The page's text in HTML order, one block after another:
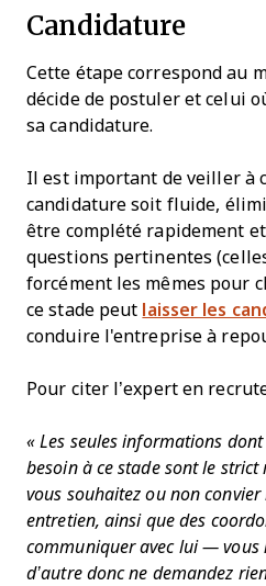
Candidature
Cette étape correspond au
décide de postuler et celui
sa candidature.
Il est important de veiller à
candidature soit fluide,
être complété rapidement
questions pertinentes
forcément les mêmes pour
ce stade peut laisser les
conduire l'entreprise à
Pour citer l’expert en
« Les seules informations
besoin à ce stade sont le
vous souhaitez ou non
entretien, ainsi que des
communiquer avec lui — vous
d’autre donc ne demandez